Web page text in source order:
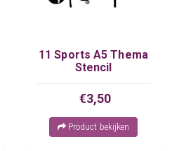
11 Sports A5 Thema
Stencil
€3,50
Product bekijken